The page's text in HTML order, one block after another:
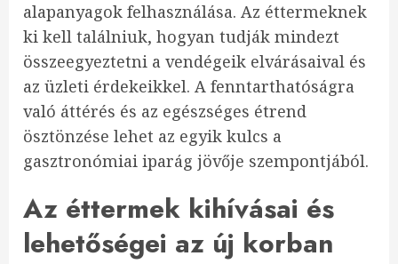
alapanyagok felhasználása. Az éttermeknek
ki kell találniuk, hogyan tudják mindezt
összeegyeztetni a vendégeik elvárásaival és
az üzleti érdekeikkel. A fenntarthatóságra
való áttérés és az egészséges étrend
ösztönzése lehet az egyik kulcs a
gasztronómiai iparág jövője szempontjából.
Az éttermek kihívásai és
lehetőségei az új korban